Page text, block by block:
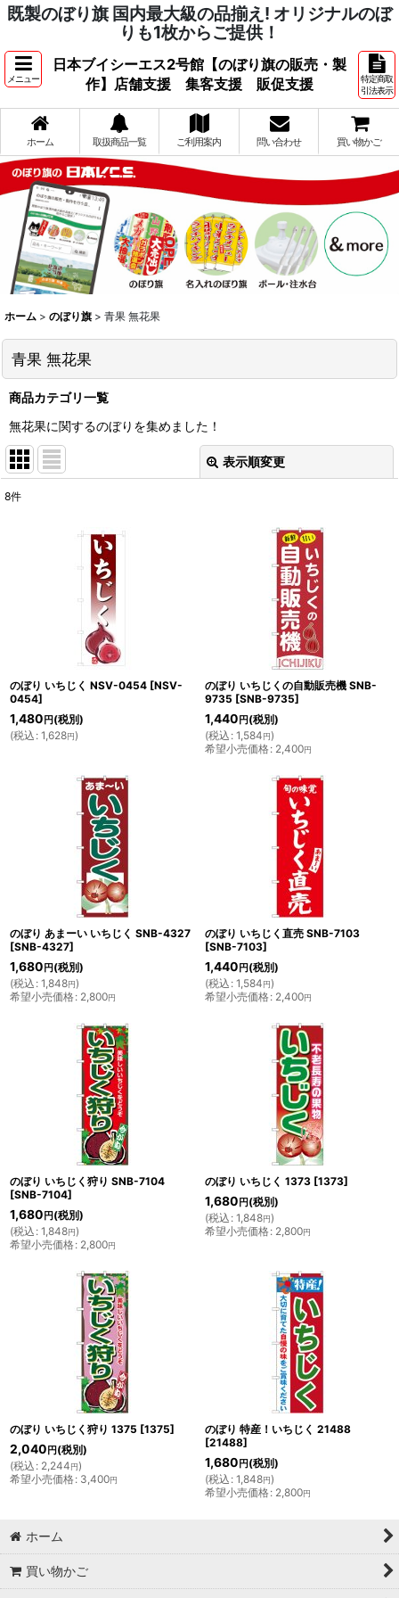
既製のぼり旗 国内最大級の品揃え! オリジナルのぼ
りも1枚からご提供！
メニュー
日本ブイシーエス2号館【のぼり旗の販売・製
作】店舗支援 集客支援 販促支援
特定商取
引法表示
ホーム 取扱商品一覧 ご利用案内 問い合わせ 買い物かご
ホーム > のぼり旗 > 青果 無花果
青果 無花果
商品カテゴリ一覧
無花果に関するのぼりを集めました！
表示順変更
8件
のぼり いちじく NSV-0454 [NSV-
0454]
1,480 円 (税別)
(税込 : 1,628円)
のぼり いちじくの自動販売機 SNB-
9735 [SNB-9735]
1,440 円 (税別)
(税込 : 1,584円)
希望小売価格: 2,400円
のぼり あまーい いちじく SNB-4327
[SNB-4327]
1,680 円 (税別)
(税込 : 1,848円)
希望小売価格: 2,800円
のぼり いちじく直売 SNB-7103
[SNB-7103]
1,440 円 (税別)
(税込 : 1,584円)
希望小売価格: 2,400円
のぼり いちじく狩り SNB-7104
[SNB-7104]
1,680 円 (税別)
(税込 : 1,848円)
希望小売価格: 2,800円
のぼり いちじく 1373 [1373]
1,680 円 (税別)
(税込 : 1,848円)
希望小売価格: 2,800円
のぼり いちじく狩り 1375 [1375]
2,040 円 (税別)
(税込 : 2,244円)
希望小売価格: 3,400円
のぼり 特産！いちじく 21488
[21488]
1,680 円 (税別)
(税込 : 1,848円)
希望小売価格: 2,800円
ホーム
買い物かご